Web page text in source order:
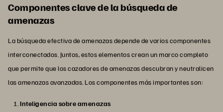
Componentes clave de la búsqueda de
amenazas
La búsqueda efectiva de amenazas depende de varios componentes
interconectados. Juntos, estos elementos crean un marco completo
que permite que los cazadores de amenazas descubran y neutralicen
las amenazas avanzadas. Los componentes más importantes son:
Inteligencia sobre amenazas